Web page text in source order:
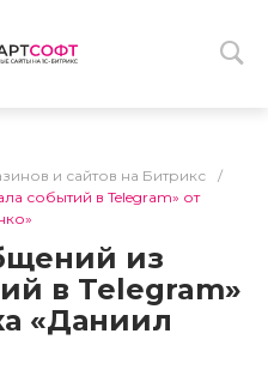
и сайтов на Битрикс
/
событий в Telegram» от
из
в Telegram»
«Даниил